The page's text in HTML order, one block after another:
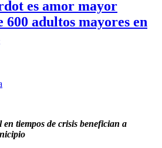
es amor mayor
600 adultos mayores en
tiempos de crisis benefician a